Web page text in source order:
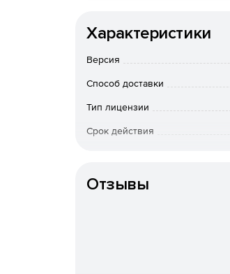
Характеристики
Версия
Способ доставки
Тип лицензии
Срок действия
Отзывы